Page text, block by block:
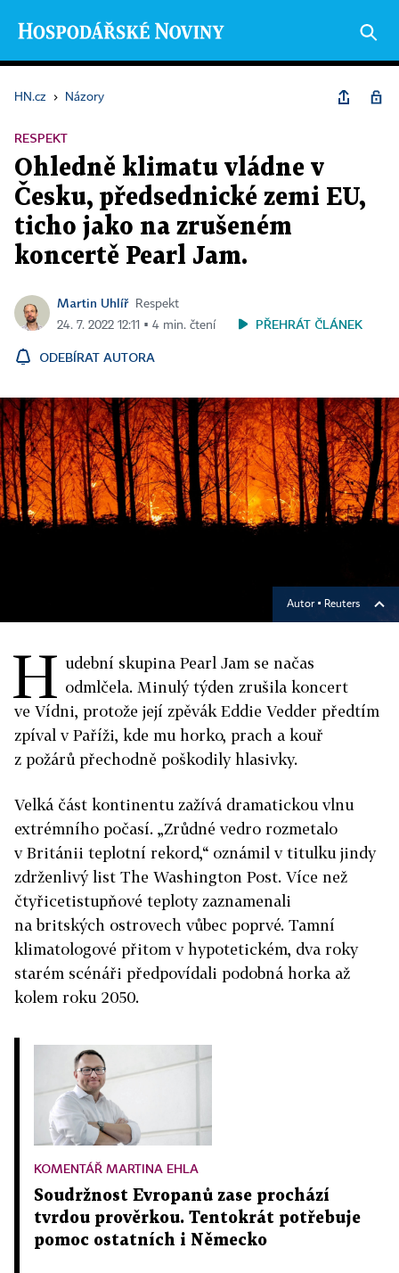
HN.cz › Názory
RESPEKT
Ohledně klimatu vládne v
Česku, předsednické zemi EU,
ticho jako na zrušeném
koncertě Pearl Jam.
Martin Uhlíř
Respekt
24. 7. 2022 12:11 ▪ 4 min. čtení
PŘEHRÁT ČLÁNEK
ODEBÍRAT AUTORA
Autor ▪ Reuters
H udební skupina Pearl Jam se načas
odmlčela. Minulý týden zrušila koncert
ve Vídni, protože její zpěvák Eddie Vedder předtím
zpíval v Paříži, kde mu horko, prach a kouř
z požárů přechodně poškodily hlasivky.
Velká část kontinentu zažívá dramatickou vlnu
extrémního počasí. „Zrůdné vedro rozmetalo
v Británii teplotní rekord,“ oznámil v titulku jindy
zdrženlivý list The Washington Post. Více než
čtyřicetistupňové teploty zaznamenali
na britských ostrovech vůbec poprvé. Tamní
klimatologové přitom v hypotetickém, dva roky
starém scénáři předpovídali podobná horka až
kolem roku 2050.
KOMENTÁŘ MARTINA EHLA
Soudržnost Evropanů zase prochází
tvrdou prověrkou. Tentokrát potřebuje
pomoc ostatních i Německo